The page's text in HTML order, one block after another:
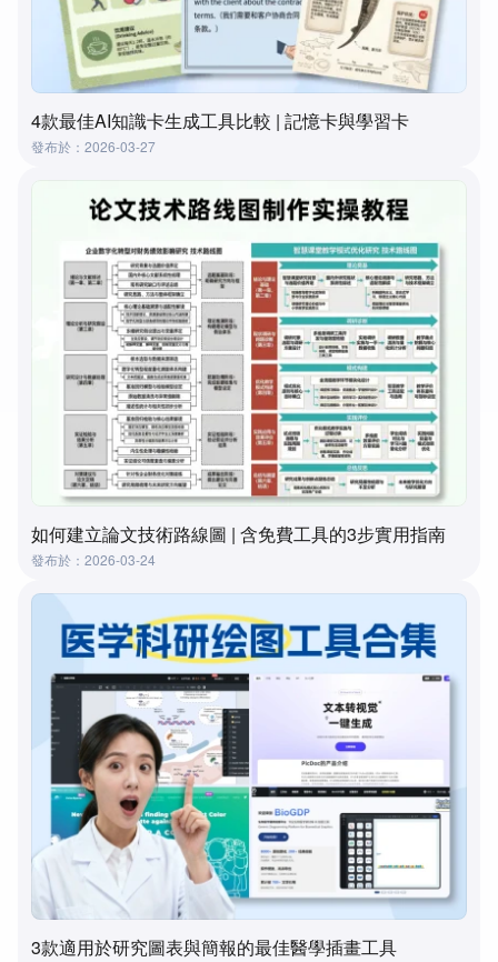
4款最佳AI知識卡生成工具比較 | 記憶卡與學習卡
發布於：2026-03-27
如何建立論文技術路線圖 | 含免費工具的3步實用指南
發布於：2026-03-24
3款適用於研究圖表與簡報的最佳醫學插畫工具